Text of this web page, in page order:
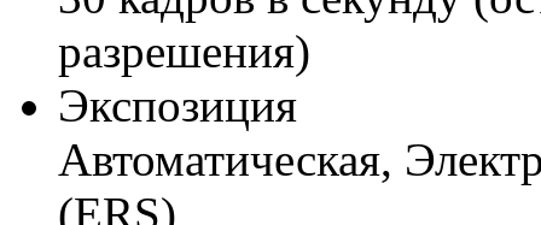
разрешения)
Экспозиция
Автоматическая,
(ERS)